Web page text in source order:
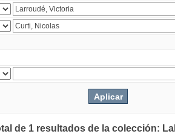
de 1 resultados de la colección: